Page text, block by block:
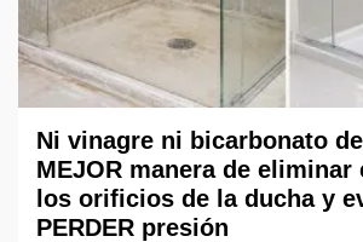
Ni vinagre ni bicarbonato
MEJOR manera de eliminar
los orificios de la ducha y
PERDER presión